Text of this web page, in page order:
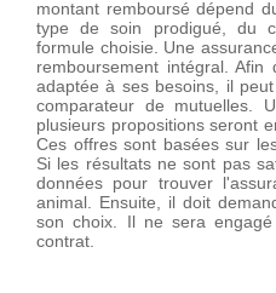
montant remboursé dépend
type de soin prodigué, du
formule choisie. Une
remboursement intégral.
adaptée à ses besoins, il
comparateur de mutuelles.
plusieurs propositions seront
Ces offres sont basées sur
Si les résultats ne sont pas
données pour trouver
animal. Ensuite, il doit
son choix. Il ne sera
contrat.